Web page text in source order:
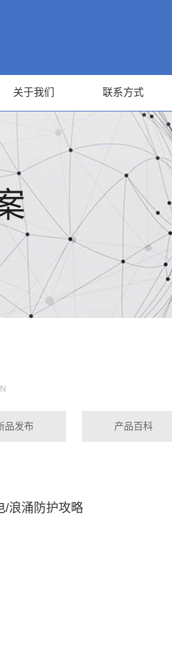
关于我们 联系方式
品发布 产品百科
/浪涌防护攻略